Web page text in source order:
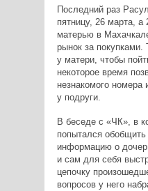
Последний раз
пятницу, 26 марта,
матерью в
рынок за покупками.
у матери, чтобы
некоторое время
незнакомого номера
у подруги.
В беседе с «ЧК», в
попытался
информацию о
и сам для себя
цепочку
вопросов у него